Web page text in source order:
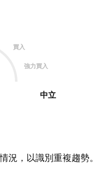
買入
強力買入
中立
況，以識別重複趨勢。